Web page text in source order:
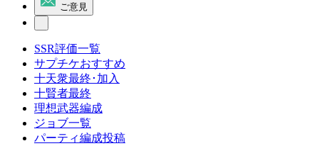
ご意見
SSR評価一覧
サプチケおすすめ
十天衆最終･加入
十賢者最終
理想武器編成
ジョブ一覧
パーティ編成投稿